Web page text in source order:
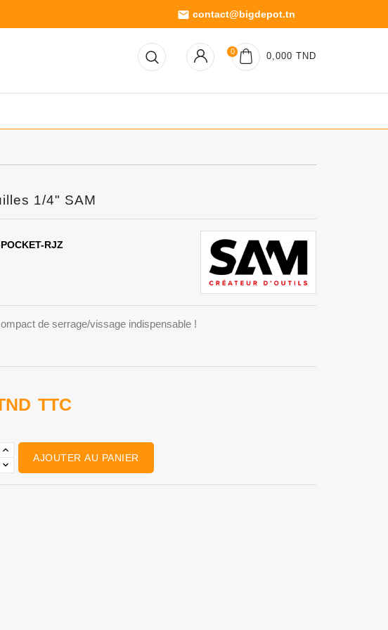
email contact@bigdepot.tn
0 0,000 TND
1/4" SAM
RJZ
de serrage/vissage indispensable !
TTC
AJOUTER AU PANIER